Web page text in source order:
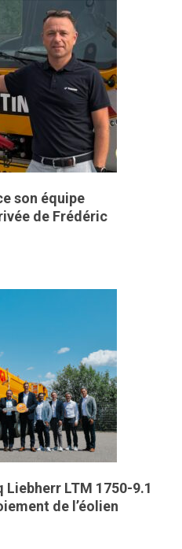
son équipe
de Frédéric
LTM 1750-9.1
de l’éolien